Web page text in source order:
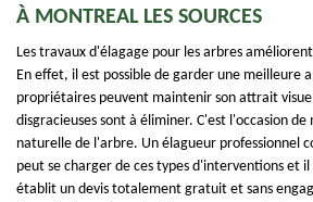
À MONTREAL LES SOURCES
Les travaux d'élagage pour les arbres
En effet, il est possible de garder une meilleure
propriétaires peuvent maintenir son attrait
disgracieuses sont à éliminer. C'est l'occasion
naturelle de l'arbre. Un élagueur professionnel
peut se charger de ces types d'interventions et
établit un devis totalement gratuit et sans